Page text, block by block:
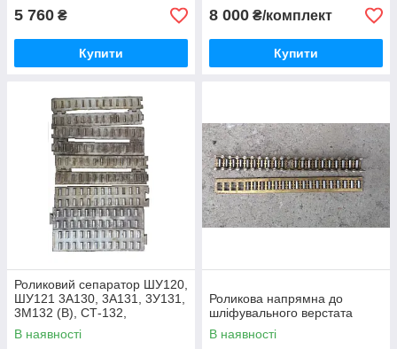
5 760 ₴
Купити
8 000 ₴/комплект
Купити
Роликовий сепаратор ШУ120,
ШУ121 3А130, 3А131, 3У131,
3М132 (В), СТ-132,
3У142(МВ), 3У143МВ,
3У144(МВ), 3А151,
В наявності
Роликова напрямна до
шліфувального верстата
В наявності